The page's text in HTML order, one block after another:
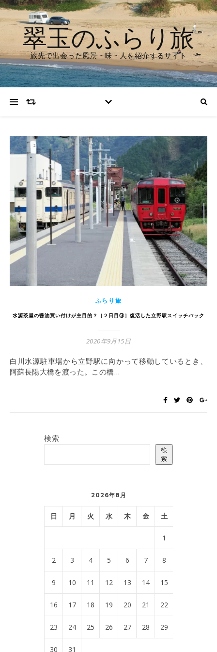
翠玉のふらり旅
旅先で出会った風景・味・人を紹介するサイト
ふらり旅
水源茶屋の醤油買い付けが主目的？［２日目③］復活した立野駅スイッチバック
2020年9月15日
白川水源駐車場から立野駅に向かって移動しているとき、
阿蘇長陽大橋を渡った。この橋…
検索
検
索
2026年8月
日 月 火 水 木 金 土
1
2 3 4 5 6 7 8
9 10 11 12 13 14 15
16 17 18 19 20 21 22
23 24 25 26 27 28 29
30 31